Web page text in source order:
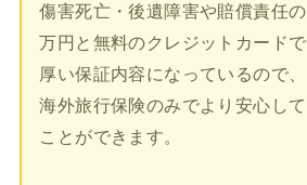
傷害死亡・後遺障害や賠償責任
万円と無料のクレジットカード
厚い保証内容になっているので、
海外旅行保険のみでより安心し
ことができます。